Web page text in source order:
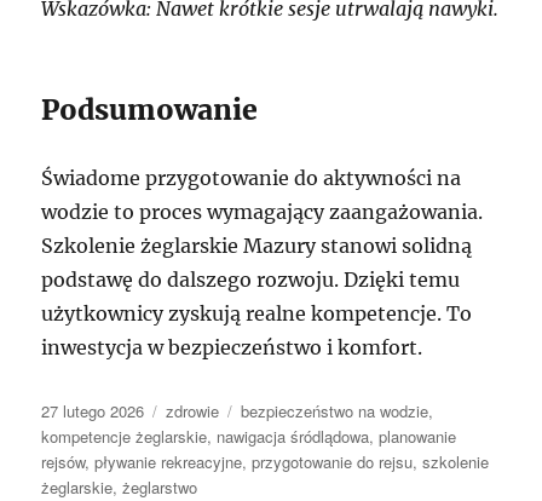
Wskazówka: Nawet krótkie sesje utrwalają nawyki.
Podsumowanie
Świadome przygotowanie do aktywności na
wodzie to proces wymagający zaangażowania.
Szkolenie żeglarskie Mazury stanowi solidną
podstawę do dalszego rozwoju. Dzięki temu
użytkownicy zyskują realne kompetencje. To
inwestycja w bezpieczeństwo i komfort.
Data
publikacji
27 lutego 2026 Kategorie
zdrowie Tagi
bezpieczeństwo na wodzie,
kompetencje żeglarskie, nawigacja śródlądowa,planowanie
rejsów,pływanie rekreacyjne,przygotowanie do rejsu,szkolenie
żeglarskie,żeglarstwo